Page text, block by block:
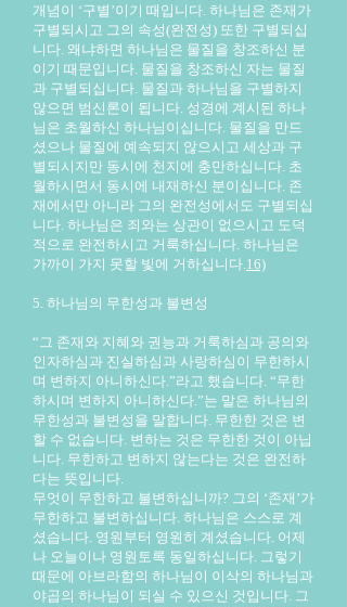
개념이 ‘구별’이기 때입니다. 하나님은 존재가
구별되시고 그의 속성(완전성) 또한 구별되십
니다. 왜냐하면 하나님은 물질을 창조하신 분
이기 때문입니다. 물질을 창조하신 자는 물질
과 구별되십니다. 물질과 하나님을 구별하지
않으면 범신론이 됩니다. 성경에 계시된 하나
님은 초월하신 하나님이십니다. 물질을 만드
셨으나 물질에 예속되지 않으시고 세상과 구
별되시지만 동시에 천지에 충만하십니다. 초
월하시면서 동시에 내재하신 분이십니다. 존
재에서만 아니라 그의 완전성에서도 구별되십
니다. 하나님은 죄와는 상관이 없으시고 도덕
적으로 완전하시고 거룩하십니다. 하나님은
가까이 가지 못할 빛에 거하십니다.16)
5. 하나님의 무한성과 불변성
“그 존재와 지혜와 권능과 거룩하심과 공의와
인자하심과 진실하심과 사랑하심이 무한하시
며 변하지 아니하신다.”라고 했습니다. “무한
하시며 변하지 아니하신다.”는 말은 하나님의
무한성과 불변성을 말합니다. 무한한 것은 변
할 수 없습니다. 변하는 것은 무한한 것이 아닙
니다. 무한하고 변하지 않는다는 것은 완전하
다는 뜻입니다.
무엇이 무한하고 불변하십니까? 그의 ‘존재’가
무한하고 불변하십니다. 하나님은 스스로 계
셨습니다. 영원부터 영원히 계셨습니다. 어제
나 오늘이나 영원토록 동일하십니다. 그렇기
때문에 아브라함의 하나님이 이삭의 하나님과
야곱의 하나님이 되실 수 있으신 것입니다. 그